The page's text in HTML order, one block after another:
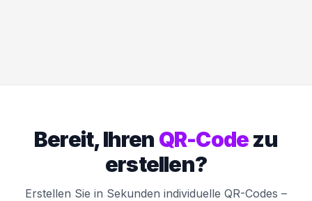
Bereit, Ihren QR-Codezu
erstellen?
Erstellen Sie in Sekunden individuelle QR-Codes –